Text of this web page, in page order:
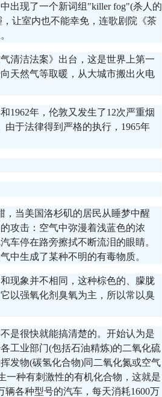
出现了一个新词组"killer fog"(杀人的
让室内也不能幸免，连歌剧院《茶
清洁法案》出台，这是世界上第一
天然气等取暖，从大城市搬出火电
1962年，伦敦又发生了12次严重烟
由于法律得到严格的执行，1965年
，当美国洛杉矶的居民从睡梦中醒
攻击：空气中弥漫着浅蓝色的浓
车停在路旁擦拭不断流泪的眼睛。
中生成了某种不明的有毒物质。
现象并不相同，这种棕色的、朦胧
以强氧化剂臭氧为主，所以常以臭
是很快就能搞清楚的。开始认为是
工业部门(包括石油精炼)的二氧化硫
发物(碳氢化合物)同二氧化氮或空气
一种有刺激性的有机化合物，这就是
各种型号的汽车，每天消耗1600万